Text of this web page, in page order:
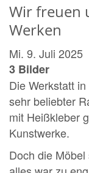
Wir freuen
Werken
Mi. 9. Juli 2025
3 Bilder
Die Werkstatt
sehr beliebter
mit Heißkleber
Kunstwerke.
Doch die